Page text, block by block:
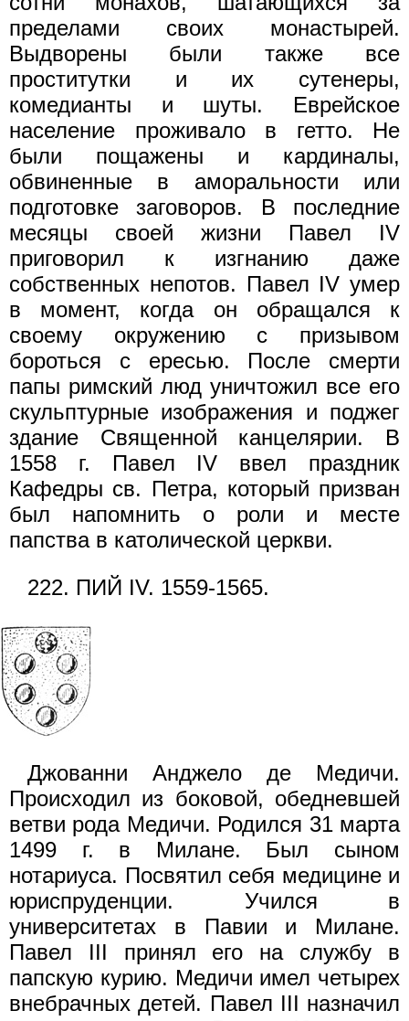
пределами своих монастырей.
Выдворены были также все
проститутки и их сутенеры,
комедианты и шуты. Еврейское
население проживало в гетто. Не
были пощажены и кардиналы,
обвиненные в аморальности или
подготовке заговоров. В последние
месяцы своей жизни Павел IV
приговорил к изгнанию даже
собственных непотов. Павел IV умер
в момент, когда он обращался к
своему окружению с призывом
бороться с ересью. После смерти
папы римский люд уничтожил все его
скульптурные изображения и поджег
здание Священной канцелярии. В
1558 г. Павел IV ввел праздник
Кафедры св. Петра, который призван
был напомнить о роли и месте
папства в католической церкви.
222. ПИЙ IV. 1559-1565.
Джованни Анджело де Медичи.
Происходил из боковой, обедневшей
ветви рода Медичи. Родился 31 марта
1499 г. в Милане. Был сыном
нотариуса. Посвятил себя медицине и
юриспруденции. Учился в
университетах в Павии и Милане.
Павел III принял его на службу в
папскую курию. Медичи имел четырех
внебрачных детей. Павел III назначил